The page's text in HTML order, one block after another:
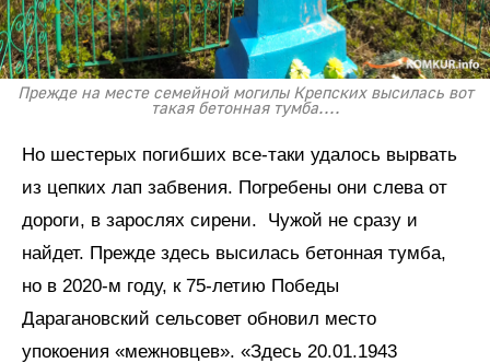
Прежде на месте семейной могилы Крепских высилась вот
такая бетонная тумба....
Но шестерых погибших все-таки удалось вырвать
из цепких лап забвения. Погребены они слева от
дороги, в зарослях сирени. Чужой не сразу и
найдет. Прежде здесь высилась бетонная тумба,
но в 2020-м году, к 75-летию Победы
Дарагановский сельсовет обновил место
упокоения «межновцев». «Здесь 20.01.1943